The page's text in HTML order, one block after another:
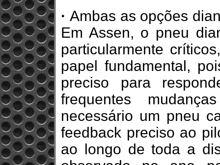
·Ambas as opções
Em Assen, o pneu
particularmente
papel fundamental,
preciso para
frequentes
necessário um pneu
feedback preciso ao
ao longo de toda a